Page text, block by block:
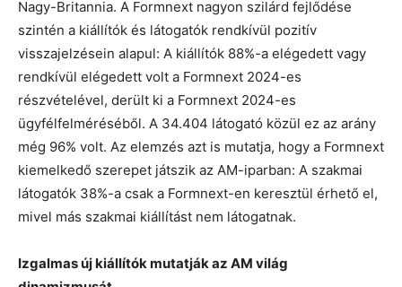
Nagy-Britannia. A Formnext nagyon szilárd fejlődése
szintén a kiállítók és látogatók rendkívül pozitív
visszajelzésein alapul: A kiállítók 88%-a elégedett vagy
rendkívül elégedett volt a Formnext 2024-es
részvételével, derült ki a Formnext 2024-es
ügyfélfelméréséből. A 34.404 látogató közül ez az arány
még 96% volt. Az elemzés azt is mutatja, hogy a Formnext
kiemelkedő szerepet játszik az AM-iparban: A szakmai
látogatók 38%-a csak a Formnext-en keresztül érhető el,
mivel más szakmai kiállítást nem látogatnak.
Izgalmas új kiállítók mutatják az AM világ